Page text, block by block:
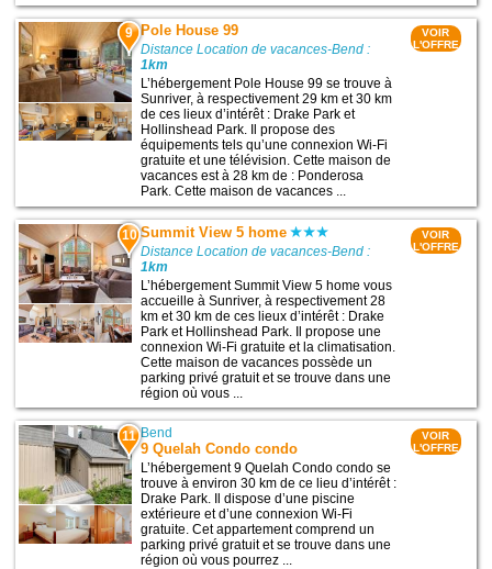
9 Pole House 99
Distance Location de vacances-Bend :
1km
L’hébergement Pole House 99 se trouve à
Sunriver, à respectivement 29 km et 30 km
de ces lieux d’intérêt : Drake Park et
Hollinshead Park. Il propose des
équipements tels qu’une connexion Wi-Fi
gratuite et une télévision. Cette maison de
vacances est à 28 km de : Ponderosa
Park. Cette maison de vacances ...
VOIR
L'OFFRE
10 Summit View 5 home
Distance Location de vacances-Bend :
1km
L’hébergement Summit View 5 home vous
accueille à Sunriver, à respectivement 28
km et 30 km de ces lieux d’intérêt : Drake
Park et Hollinshead Park. Il propose une
connexion Wi-Fi gratuite et la climatisation.
Cette maison de vacances possède un
parking privé gratuit et se trouve dans une
région où vous ...
VOIR
L'OFFRE
11 Bend
9 Quelah Condo condo
L’hébergement 9 Quelah Condo condo se
trouve à environ 30 km de ce lieu d’intérêt :
Drake Park. Il dispose d’une piscine
extérieure et d’une connexion Wi-Fi
gratuite. Cet appartement comprend un
parking privé gratuit et se trouve dans une
région où vous pourrez ...
VOIR
L'OFFRE